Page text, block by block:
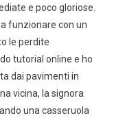
e poco gloriose.
funzionare con un
le perdite
tutorial online e ho
dai pavimenti in
vicina, la signora
una casseruola